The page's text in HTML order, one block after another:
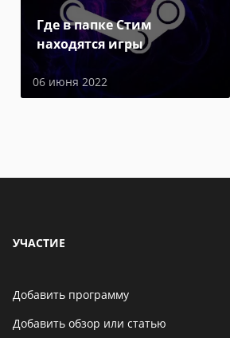
Где в папке Стим
находятся игры
06 июня 2022
УЧАСТИЕ
Добавить программу
Добавить обзор или статью